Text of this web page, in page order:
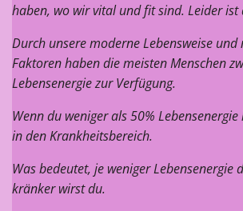
haben, wo wir vital und fit sind. Leider ist
Durch unsere moderne Lebensweise und
Faktorenhaben die meisten Menschen
Lebensenergie zur Verfügung.
Wenn du weniger als 50%
in den Krankheitsbereich.
Was bedeutet, je weniger Lebensenergie
kränker wirst du.